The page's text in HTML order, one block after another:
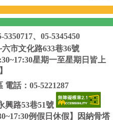
5350717、05-5345450
市文化路633巷36號
星期一至星期日皆上
電話：05-5221287
興路53巷51號
例假日休假】因納骨塔